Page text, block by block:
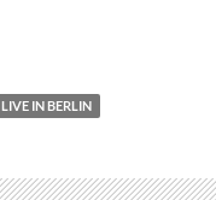
LIVE IN BERLIN